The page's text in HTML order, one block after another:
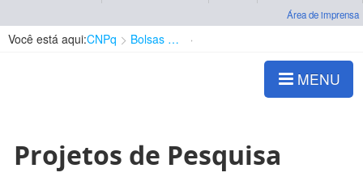
Área de imprensa
Você está aqui:CNPq Bolsas e Auxílios Vigentes
MENU
Projetos de Pesquisa